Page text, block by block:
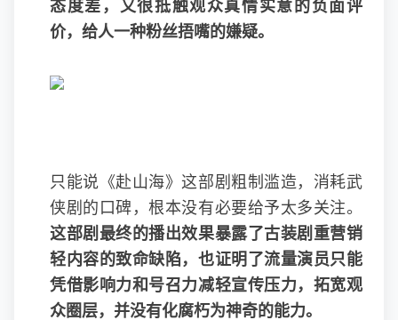
态度差，又很抵触观众真情实意的负面评
价，给人一种粉丝捂嘴的嫌疑。
只能说《赴山海》这部剧粗制滥造，消耗武
侠剧的口碑，根本没有必要给予太多关注。
这部剧最终的播出效果暴露了古装剧重营销
轻内容的致命缺陷，也证明了流量演员只能
凭借影响力和号召力减轻宣传压力，拓宽观
众圈层，并没有化腐朽为神奇的能力。